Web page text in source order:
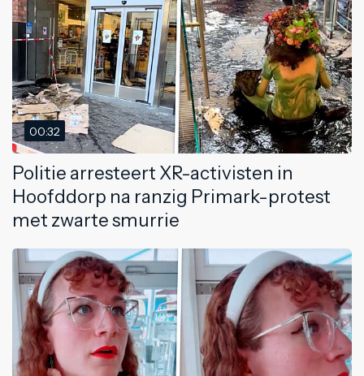
00:32
Politie arresteert XR-activisten in
Hoofddorp na ranzig Primark-protest
met zwarte smurrie